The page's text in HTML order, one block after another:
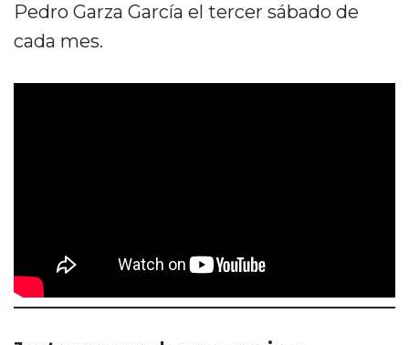
Pedro Garza García el tercer sábado de
cada mes.